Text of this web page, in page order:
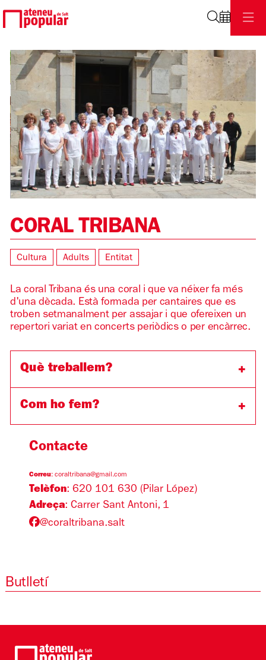
CORAL TRIBANA
Cultura Adults Entitat
La coral Tribana és una coral i que va néixer fa més
d'una dècada. Està formada per cantaires que es
troben setmanalment per assajar i que ofereixen un
repertori variat en concerts periòdics o per encàrrec.
Què treballem?
Com ho fem?
Contacte
Correu:coraltribana@gmail.com
Telèfon:620 101 630 (Pilar López)
Adreça: Carrer Sant Antoni, 1
@coraltribana.salt
Butlletí